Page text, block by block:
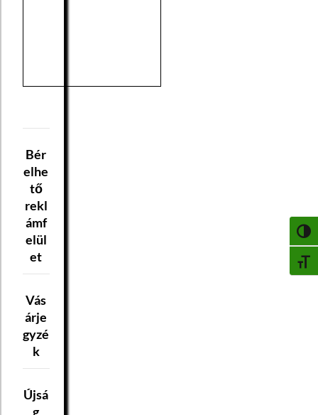
Bér
elhe
tő
rekl
ámf
elül
et
Vás
árje
gyzé
k
Újsá
g